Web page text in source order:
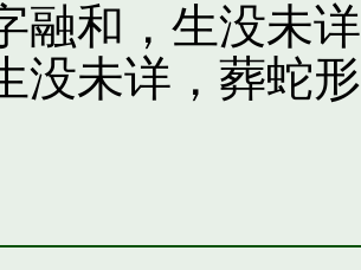
融和，生没未
没未详，葬蛇